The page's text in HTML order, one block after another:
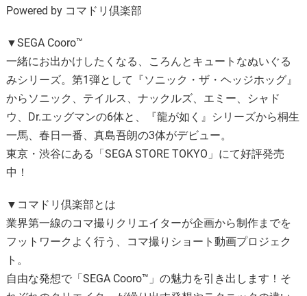
Powered by コマドリ倶楽部
▼SEGA Cooro™
一緒にお出かけしたくなる、ころんとキュートなぬいぐる
みシリーズ。第1弾として『ソニック・ザ・ヘッジホッグ』
からソニック、テイルス、ナックルズ、エミー、シャド
ウ、Dr.エッグマンの6体と、『龍が如く』シリーズから桐生
一馬、春日一番、真島吾朗の3体がデビュー。
東京・渋谷にある「SEGA STORE TOKYO」にて好評発売
中！
▼コマドリ倶楽部とは
業界第一線のコマ撮りクリエイターが企画から制作までを
フットワークよく行う、コマ撮りショート動画プロジェク
ト。
自由な発想で「SEGA Cooro™」の魅力を引き出します！そ